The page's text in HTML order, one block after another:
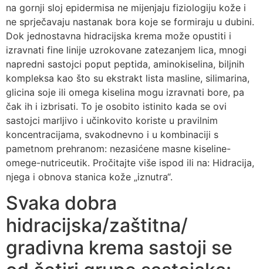
na gornji sloj epidermisa ne mijenjaju fiziologiju kože i
ne sprječavaju nastanak bora koje se formiraju u dubini.
Dok jednostavna hidracijska krema može opustiti i
izravnati fine linije uzrokovane zatezanjem lica, mnogi
napredni sastojci poput peptida, aminokiselina, biljnih
kompleksa kao što su ekstrakt lista masline, silimarina,
glicina soje ili omega kiselina mogu izravnati bore, pa
čak ih i izbrisati. To je osobito istinito kada se ovi
sastojci marljivo i učinkovito koriste u pravilnim
koncentracijama, svakodnevno i u kombinaciji s
pametnom prehranom: nezasićene masne kiseline-
omege-nutriceutik. Pročitajte više ispod ili na: Hidracija,
njega i obnova stanica kože „iznutra“.
Svaka dobra
hidracijska/zaštitna/
gradivna krema sastoji se